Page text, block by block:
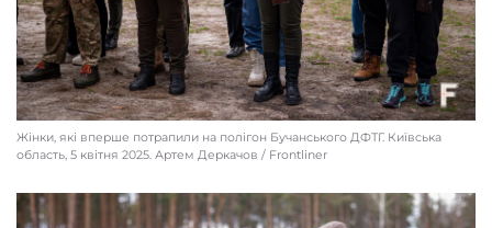
Жінки, які вперше потрапили на полігон Бучанського ДФТГ. Київcька
область, 5 квітня 2025. Артем Деркачов / Frontliner